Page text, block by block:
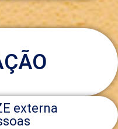
externa